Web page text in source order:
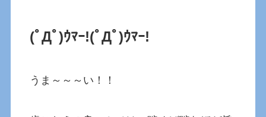
(ﾟДﾟ)ｳﾏｰ!(ﾟДﾟ)ｳﾏｰ!
うま～～～い！！